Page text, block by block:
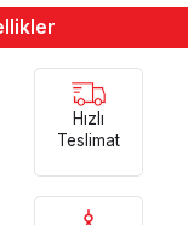
Hızlı
Teslimat